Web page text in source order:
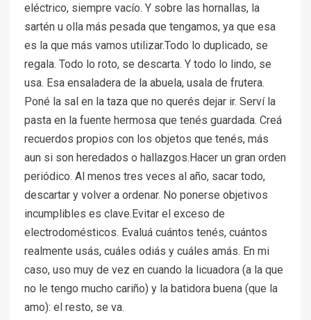
eléctrico, siempre vacío. Y sobre las hornallas, la
sartén u olla más pesada que tengamos, ya que esa
es la que más vamos utilizar.Todo lo duplicado, se
regala. Todo lo roto, se descarta. Y todo lo lindo, se
usa. Esa ensaladera de la abuela, usala de frutera.
Poné la sal en la taza que no querés dejar ir. Serví la
pasta en la fuente hermosa que tenés guardada. Creá
recuerdos propios con los objetos que tenés, más
aun si son heredados o hallazgos.Hacer un gran orden
periódico. Al menos tres veces al año, sacar todo,
descartar y volver a ordenar. No ponerse objetivos
incumplibles es clave.Evitar el exceso de
electrodomésticos. Evaluá cuántos tenés, cuántos
realmente usás, cuáles odiás y cuáles amás. En mi
caso, uso muy de vez en cuando la licuadora (a la que
no le tengo mucho cariño) y la batidora buena (que la
amo): el resto, se va.